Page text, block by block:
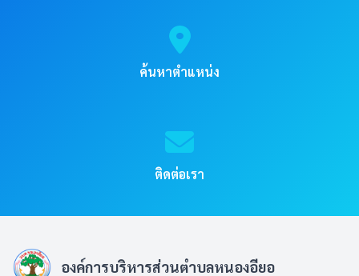
ค้นหาตำแหน่ง
ติดต่อเรา
องค์การบริหารส่วนตำบลหนองอียอ